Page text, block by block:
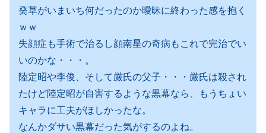
癸草がいまいち何だったのか曖昧に終わった感を抱く
ｗｗ
失顔症も手術で治るし顔南星の奇病もこれで完治でい
いのかな・・・。
陸定昭や李俊、そして厳氏の父子・・・厳氏は殺され
たけど陸定昭が自害するような黒幕なら、もうちょい
キャラに工夫がほしかったな。
なんかダサい黒幕だった気がするのよね。